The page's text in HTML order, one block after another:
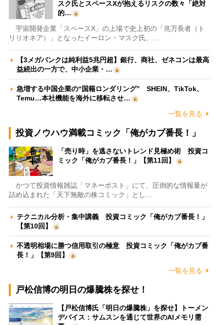
スク氏とスペースXが抱えるリスクの数々「絶対
的…
宇宙開発企業「スペースX」の上場で史上初の「兆万長者（ト
リリオネア）」となったイーロン・マスク氏。…
【3メガバンクは純利益5兆円超】銀行、商社、ゼネコンは最高
益続出の一方で、中小企業・…
急増する中国企業の“国籍ロンダリング” SHEIN、TikTok、
Temu…本社機能を海外に移転させ…
一覧を見る
投資ノウハウ満載コミック「俺がカブ番長！」
「売り時」を逃さないトレンド見極め術 投資コ
ミック「俺がカブ番長！」【第11回】
かつて投資情報雑誌「マネーポスト」にて、圧倒的な情報量が
詰め込まれた「天下無敵の株コミック」とし…
テクニカル分析・集中講義 投資コミック「俺がカブ番長！」
【第10回】
不透明相場に勝つ信用取引の極意 投資コミック「俺がカブ番
長！」【第9回】
一覧を見る
戸松信博の明日の爆騰株を探せ！
【戸松信博氏「明日の爆騰株」を探せ】トーメン
デバイス：サムスンを通じて世界のAIメモリ需